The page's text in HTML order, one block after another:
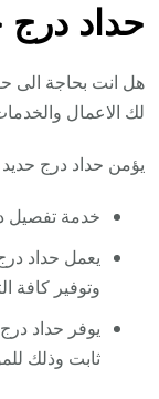
حداد درج
هل انت بحاجة الى
لك الاعمال
يؤمن حداد درج حديد
خدمة تفصيل
يعمل حداد
وتوفير كافة
يوفر حداد
ثابت وذلك